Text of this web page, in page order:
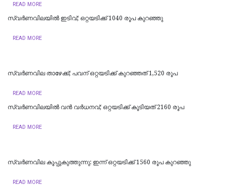
READ MORE
സ്വർണവിലയിൽ ഇടിവ്; ഒറ്റയടിക്ക് 1040 രൂപ കുറഞ്ഞു
READ MORE
സ്വർണവില താഴേക്ക്; പവന് ഒറ്റയടിക്ക് കുറഞ്ഞത് 1,520 രൂപ
READ MORE
സ്വർണവിലയിൽ വൻ വർധനവ്; ഒറ്റയടിക്ക് കൂടിയത് 2160 രൂപ
READ MORE
സ്വർണവില കൂപ്പുകുത്തുന്നു: ഇന്ന് ഒറ്റയടിക്ക് 1560 രൂപ കുറഞ്ഞു
READ MORE